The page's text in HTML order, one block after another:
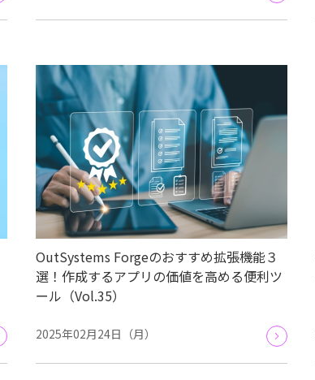
OutSystems Forgeのおすすめ拡張機能３
選！作成するアプリの価値を高める便利ツ
ール（Vol.35）
2025年02月24日（月）